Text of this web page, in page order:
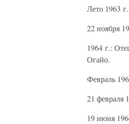
Лето 1963
22 ноября
1964 г.:
Огайо.
Февраль
21 февраля
19 июня